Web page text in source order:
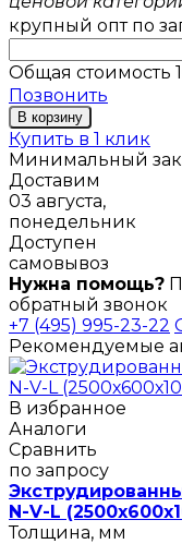
крупный опт по
Общая стоимость
Позвонить
В корзину
Купить в 1 клик
Минимальный
Доставим
03 августа,
понедельник
Доступен
самовывоз
Нужна помощь?
обратный звонок
+7 (495) 995-23-22
Рекомендуемые
В избранное
Аналоги
Сравнить
по запросу
N-V-L
Толщина, мм